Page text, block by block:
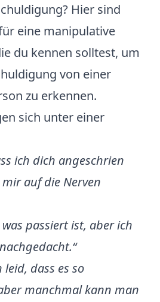
Hier sind
eine manipulative
du kennen solltest, um
von einer
zu erkennen.
sich unter einer
ich dich angeschrien
auf die Nerven
passiert ist, aber ich
“
dass es so
manchmal kann man